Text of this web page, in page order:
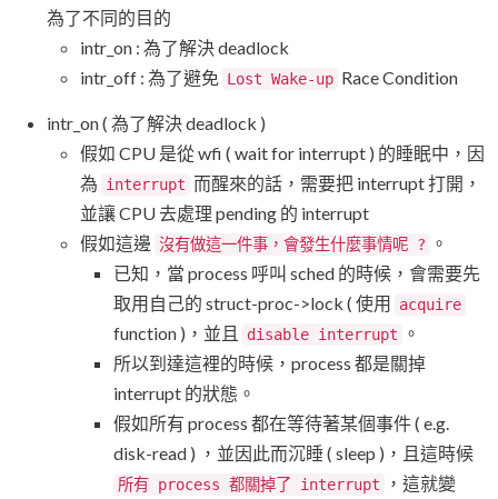
為了不同的目的
intr_on : 為了解決 deadlock
intr_off : 為了避免 Lost Wake-up Race Condition
intr_on ( 為了解決 deadlock )
假如 CPU 是從 wfi ( wait for interrupt ) 的睡眠中，因
為 interrupt 而醒來的話，需要把 interrupt 打開，
並讓 CPU 去處理 pending 的 interrupt
假如這邊 沒有做這一件事，會發生什麼事情呢 ?
。
已知，當 process 呼叫 sched 的時候，會需要先
取用自己的 struct-proc->lock ( 使用 acquire
function )，並且 disable interrupt
。
所以到達這裡的時候，process 都是關掉
interrupt 的狀態。
假如所有 process 都在等待著某個事件 ( e.g.
disk-read ) ，並因此而沉睡 ( sleep )，且這時候
所有 process 都關掉了 interrupt
，這就變